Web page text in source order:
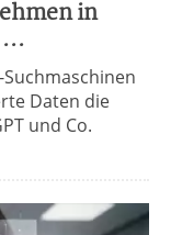
in
Daten die
und Co.